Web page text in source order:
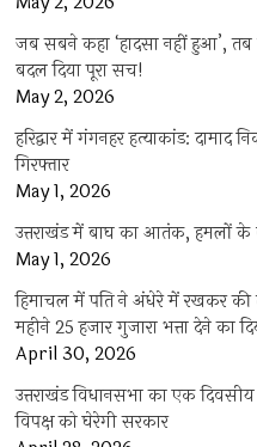
जब सबने कहा ‘हादसा नहीं हुआ’,
बदल दिया पूरा सच!
May 2, 2026
हरिद्वार में गंगनहर हत्याकांड:
गिरफ्तार
May 1, 2026
उत्तराखंड में बाघ का आतंक, हमलों के
May 1, 2026
हिमाचल में पति ने अंधेरे में रखकर की
महीने 25 हजार गुजारा भत्ता देने का
April 30, 2026
उत्तराखंड विधानसभा का एक
विपक्ष को घेरेगी सरकार